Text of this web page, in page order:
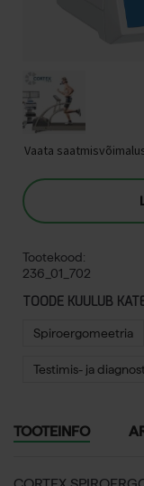
Vaata
Tootekood:
236_01_702
TOODE KUULUB
Spiroergomeetria
Testimis- ja
TOOTEINFO